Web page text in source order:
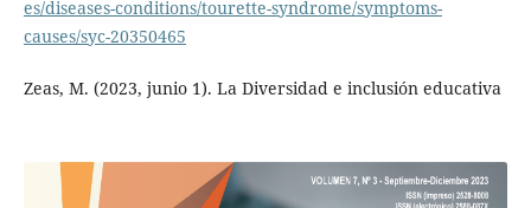
es/diseases-conditions/tourette-syndrome/symptoms-
causes/syc-20350465
Zeas, M. (2023, junio 1). La Diversidad e inclusión educativa